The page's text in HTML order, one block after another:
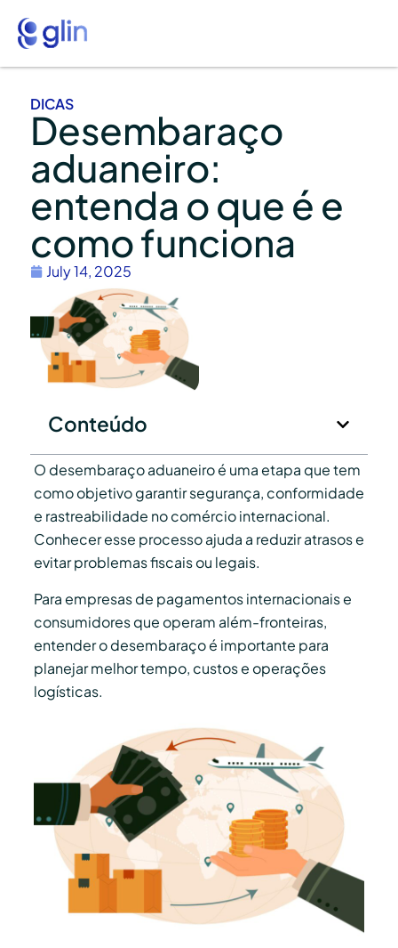
DICAS
Desembaraço
aduaneiro:
entenda o que é e
como funciona
July 14, 2025
Conteúdo
O desembaraço aduaneiro é uma etapa que tem
como objetivo garantir segurança, conformidade
e rastreabilidade no comércio internacional.
Conhecer esse processo ajuda a reduzir atrasos e
evitar problemas fiscais ou legais.
Para empresas de pagamentos internacionais e
consumidores que operam além-fronteiras,
entender o desembaraço é importante para
planejar melhor tempo, custos e operações
logísticas.